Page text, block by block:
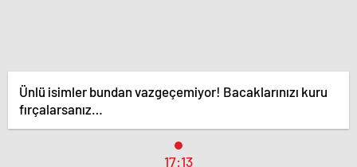
Ünlü isimler bundan vazgeçemiyor! Bacaklarınızı kuru
fırçalarsanız…
17:13